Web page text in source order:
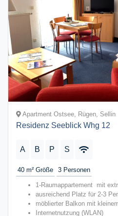
Apartment Ostsee, Rügen, Sellin
Residenz Seeblick Whg 12
A B P S
40 m² Größe 3 Personen
1-Raumappartement mit
ausreichend Platz für 2-3
möblierter Balkon mit
Internetnutzung (WLAN)